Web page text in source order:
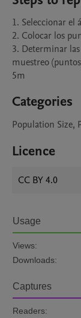
1. Seleccionar el
2. Colocar los
3. Determinar
muestreo
5m
Categories
Population Size,
Licence
CC BY 4.0
Usage
Views:
Downloads:
Captures
Readers: